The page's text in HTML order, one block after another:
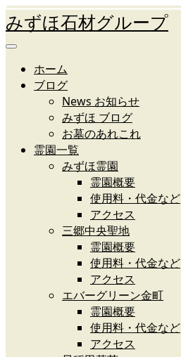
みずほ石材グループ
ホーム
ブログ
News お知らせ
みずほ ブログ
お墓のあれこれ
霊園一覧
みずほ霊園
霊園概要
使用料・代金など
アクセス
三郷中央聖地
霊園概要
使用料・代金など
アクセス
エバーグリーン金町
霊園概要
使用料・代金など
アクセス